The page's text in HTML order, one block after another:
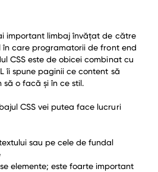
important limbaj învățat de către
în care programatorii de front end
CSS este de obicei combinat cu
îi spune paginii ce content să
să o facă și în ce stil.
CSS vei putea face lucruri
sau pe cele de fundal
elemente; este foarte important